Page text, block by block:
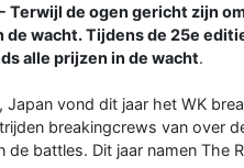
Terwijl de ogen gericht zijn
de wacht. Tijdens de 25e
alle prijzen in de wacht.
Japan vond dit jaar het WK
breakingcrews van over
de battles. Dit jaar namen The